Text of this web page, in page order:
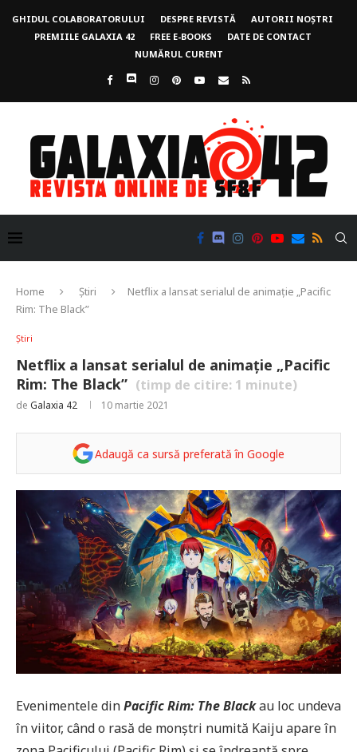
GHIDUL COLABORATORULUI DESPRE REVISTĂ
AUTORII NOȘTRI
PREMIILE GALAXIA 42
FREE E-BOOKS
DATE DE CONTACT
NUMĂRUL CURENT
Home Știri
Netflix a lansat serialul de animație „Pacific
Rim: The Black”
Știri
Netflix a lansat serialul de animație „Pacific
Rim: The Black” (timp de citire: 1 minute)
de Galaxia 42 10 martie 2021
Adaugă ca sursă preferată în Google
Evenimentele dinPacific Rim: The Blackau loc undeva
în viitor, când o rasă de monștri numită Kaiju apare în